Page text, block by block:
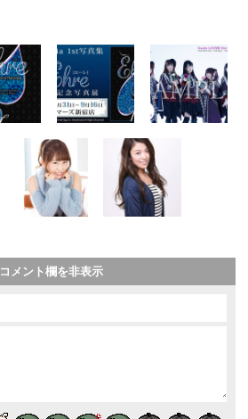
コメント欄を非表示